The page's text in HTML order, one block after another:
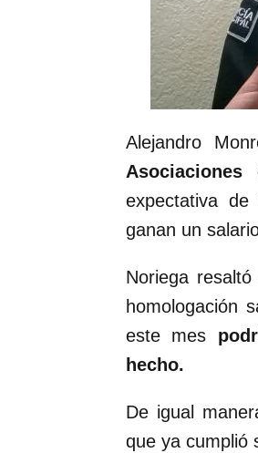
Alejandro
expectativa
ganan un
Noriega
homologación
este mes
hecho.
De igual
que ya cumplió